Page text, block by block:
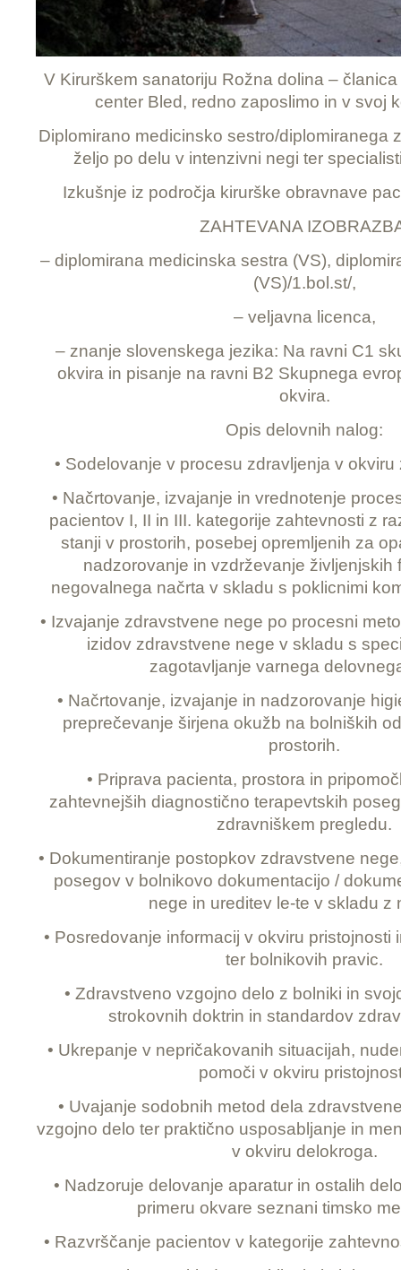
V Kirurškem sanatoriju Rožna dolina –
center Bled, redno zaposlimo in v svoj
Diplomirano medicinsko sestro/diplomiranega
željo po delu v intenzivni negi ter
Izkušnje iz področja kirurške obravnave
ZAHTEVANA
– diplomirana medicinska sestra (VS),
(VS)/1.bol.st/,
– veljavna licenca,
– znanje slovenskega jezika: Na ravni C1
okvira in pisanje na ravni B2 Skupnega
okvira.
Opis delovnih nalog:
• Sodelovanje v procesu zdravljenja v
• Načrtovanje, izvajanje in vrednotenje
pacientov I, II in III. kategorije zahtevnosti z
stanji v prostorih, posebej opremljenih za
nadzorovanje in vzdrževanje življenjskih
negovalnega načrta v skladu s poklicnimi
• Izvajanje zdravstvene nege po procesni
izidov zdravstvene nege v skladu s
zagotavljanje varnega
• Načrtovanje, izvajanje in nadzorovanje
preprečevanje širjena okužb na bolniških
prostorih.
• Priprava pacienta, prostora in
zahtevnejših diagnostično terapevtskih
zdravniškem pregledu.
• Dokumentiranje postopkov zdravstvene
posegov v bolnikovo dokumentacijo /
nege in ureditev le-te v skladu z
• Posredovanje informacij v okviru pristojnosti
ter bolnikovih pravic.
• Zdravstveno vzgojno delo z bolniki in
strokovnih doktrin in standardov
• Ukrepanje v nepričakovanih situacijah,
pomoči v okviru
• Uvajanje sodobnih metod dela
vzgojno delo ter praktično usposabljanje in
v okviru delokroga.
• Nadzoruje delovanje aparatur in ostalih
primeru okvare seznani timsko
• Razvrščanje pacientov v kategorije